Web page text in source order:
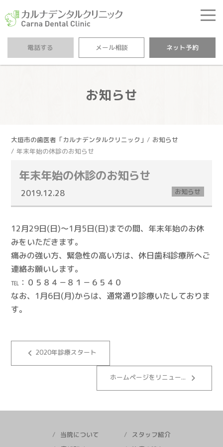
カルナデンタルクリニ
電話する メール相談 ネット予約
お知らせ
大垣市の歯医者「カルナデンタルクリニック」
お知らせ
年末年始の休診のお知らせ
年末年始の休診のお知らせ
2019.12.28 お知らせ
12月29日(日)～1月5日(日)までの間、年末年始のお休
みをいただきます。
痛みの強い方、緊急性の高い方は、休日歯科診療所へご
連絡お願いします。
℡：０５８４－８１－６５４０
なお、1月6日(月)からは、通常通り診療いたしておりま
す。
keyboard_arrow_left 2020年診療スタート
ホームページをリニュー... keyboard_arrow_right
当院について
スタッフ紹介